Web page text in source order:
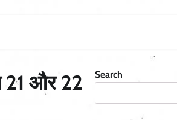
21 और 22
Search